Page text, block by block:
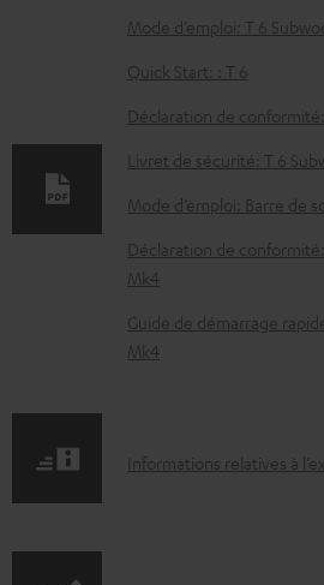
D
o
m
e
n
t
s
t
é
Mode d’emploi: T 6
Quick Start: : T 6
Déclaration de
Livret de sécurité: T 6
Mode d’emploi: Barre de
Déclaration de conformité:
Mk4
Guide de démarrage
Mk4
IInformations relatives à